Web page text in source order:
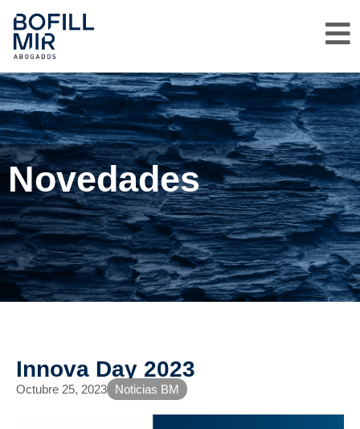
Novedades
Innova Day 2023
Octubre 25, 2023 Noticias BM